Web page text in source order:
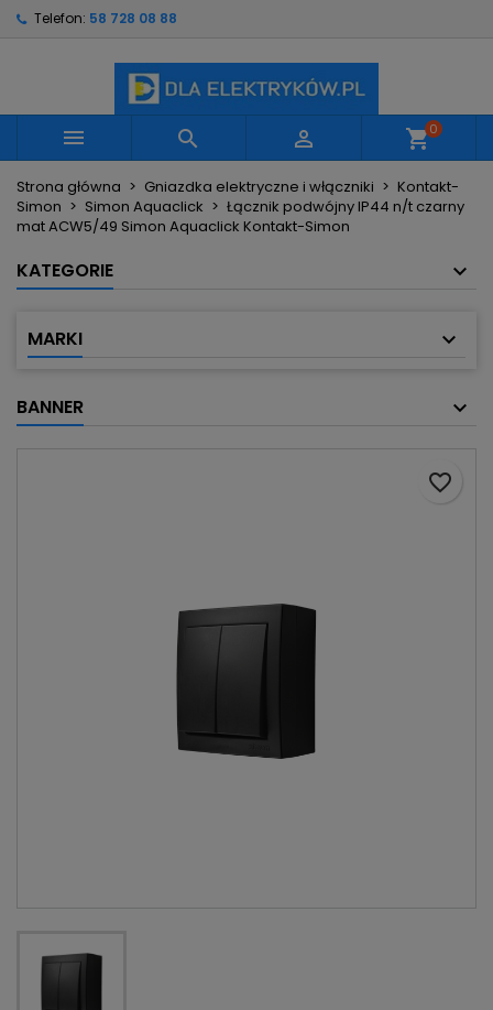
Telefon: 58 728 08 88
   shopping_cart0
Strona główna Gniazdka elektryczne i włączniki
Kontakt-
Simon
Simon Aquaclick
Łącznik podwójny IP44 n/t czarny
mat ACW5/49 Simon Aquaclick Kontakt-Simon
KATEGORIE
MARKI
BANNER
favorite_border
Utwórz nową listę
Nazwa listy życzeń
Anuluj Utwórz listę życzeń
Musisz być zalogowany by zapisać produkty na
swojej liście życzeń.
Anuluj Zaloguj się